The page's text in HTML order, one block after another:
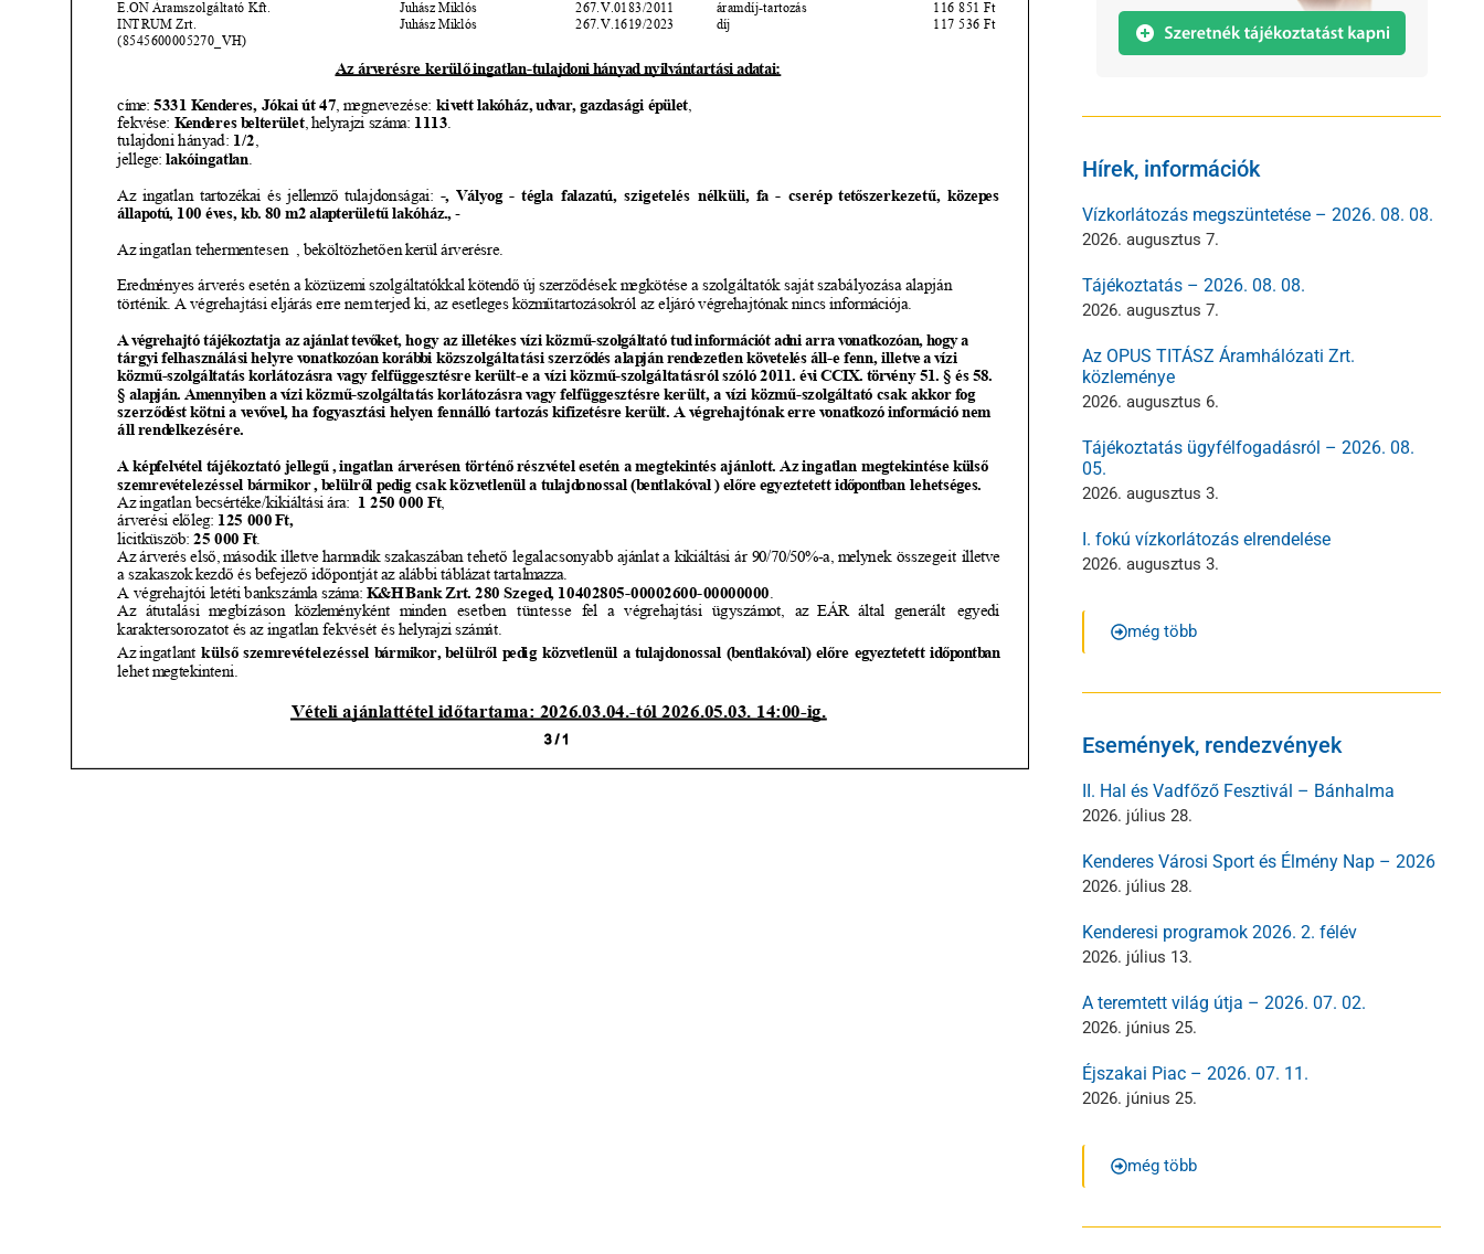
Hírek, információk
Vízkorlátozás megszüntetése – 2026. 08. 08.
2026. augusztus 7.
Tájékoztatás – 2026. 08. 08.
2026. augusztus 7.
Az OPUS TITÁSZ Áramhálózati Zrt.
közleménye
2026. augusztus 6.
Tájékoztatás ügyfélfogadásról – 2026. 08.
05.
2026. augusztus 3.
I. fokú vízkorlátozás elrendelése
2026. augusztus 3.
még több
Események, rendezvények
II. Hal és Vadfőző Fesztivál – Bánhalma
2026. július 28.
Kenderes Városi Sport és Élmény Nap – 2026
2026. július 28.
Kenderesi programok 2026. 2. félév
2026. július 13.
A teremtett világ útja – 2026. 07. 02.
2026. június 25.
Éjszakai Piac – 2026. 07. 11.
2026. június 25.
még több